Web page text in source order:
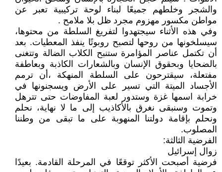
والشجر وخلطهم جميعًا لبناء لوحة تركيبية تعبر عن
مواطن مكسور مهزوم مجرد ظل بلا ملامح .
وفي هذه الأثناء سيجتهدوا لتفريغ السلطة من محتوها،
سيسلخونها من روحها لتصبح روبوتًا ينفذ المعطيات. بعد
أن تكتمل عناصر المؤامرة ستنبح الكلاب الضالة وتتغنى
بالضحايا وبحقوق الإنسان وبالشعارات الكاذبة وبعاطفة
مفتعلة، سيقترحون على السلطة المنهكة ،أن ترمم
الأجساد الميتة التي تسير على الأرض ويسجنونها في
خرابة اسمها غزة وستدور لعبة المفاوضات حتى تترهل
وتموت وسنبقى نغرق بالأكاذيب إلى ما لا نهاية، نحلم
ونحلم بإقامة دولتنا المنهوبة على ما تبقى من وطننا
المصلوب.
الفرضية الثالثة:
زوال إسرائيل
فرضية أصبحت الأكثر توقعًا في المرحلة القادمة. بعيدًا